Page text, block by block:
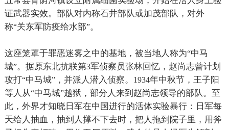
证武器实效。部队对内称石井部队或加茂部队，对外
称“关东军防疫给水部”。
这座笼罩于罪恶迷雾之中的基地，被当地人称为“中马
城”。据原东北抗联第3军侦察员张林回忆，赵尚志曾计划
攻打“中马城”，并派人潜入侦察。 1934年中秋节，王子阳
等人从“中马城”越狱，部分人来到赵尚志领导的部队。至
此，外界才知晓日军在中国进行的活体实验暴行：日军每
天给人抽血，抽到人撑不下去时，把人拖到院子里，用斧